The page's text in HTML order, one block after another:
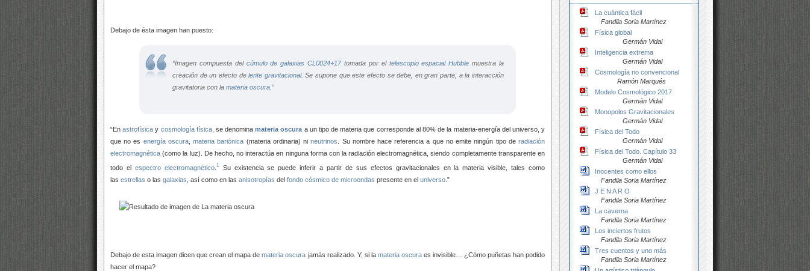
La cuántica fácil
Fandila Soria Martínez
Física global
Germán Vidal
Inteligencia extrema
Germán Vidal
Cosmología no convencional
Ramón Marqués
Modelo Cosmológico 2017
Germán Vidal
Monopolos Gravitacionales
Germán Vidal
Física del Todo
Germán Vidal
Física del Todo. Capítulo 33
Germán Vidal
Inocentes como ellos
Fandila Soria Martínez
J E N A R O
Fandila Soria Martínez
La caverna
Fandila Soria Martínez
Los inciertos frutos
Fandila Soria Martínez
Tres cuentos y uno más
Fandila Soria Martínez
Debajo de ésta imagen han puesto:
“Imagen compuesta del cúmulo de galaxias CL0024+17tomada por el telescopio espacialHubble muestra la
creación de un efecto delente gravitacional. Se supone que este efecto se debe, en gran parte, a la interacción
gravitatoria con la materia oscura .”
“Enastrofísica y cosmología física, se denominamateria oscura a un tipo de materia que corresponde al 80% de la materia-energía del universo, y
que no es energía oscura,materia bariónica (materia ordinaria) nineutrinos . Su nombre hace referencia a que no emite ningún tipo deradiación
electromagnética (como la luz). De hecho, no interactúa en ninguna forma con la radiación electromagnética, siendo completamente transparente en
todo el espectro electromagnético. 1​ Su existencia se puede inferir a partir de sus efectos gravitacionales en la materia visible, tales como
las estrellas o las galaxias , así como en las anisotropías del fondo cósmico de microondas presente en el universo .”
Debajo de esta imagen dicen que crean el mapa demateria oscura jamás realizado. Y, si la materia oscuraes invisible… ¿Cómo puñetas han podido
hacer el mapa?